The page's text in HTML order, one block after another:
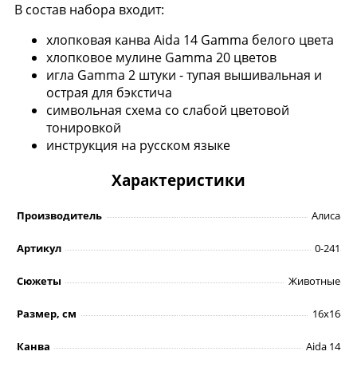
В состав набора входит:
хлопковая канва Aida 14 Gamma белого цвета
хлопковое мулине Gamma 20 цветов
игла Gamma 2 штуки - тупая вышивальная и
острая для бэкстича
символьная схема со слабой цветовой
тонировкой
инструкция на русском языке
Характеристики
Производитель Алиса
Артикул 0-241
Сюжеты Животные
Размер, см 16х16
Канва Aida 14